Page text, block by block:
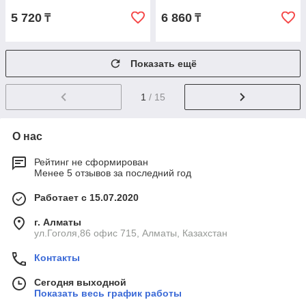
5 720 ₸ 6 860 ₸
Показать ещё
1 / 15
О нас
Рейтинг не сформирован
Менее 5 отзывов за последний год
Работает с 15.07.2020
г. Алматы
ул.Гоголя,86 офис 715, Алматы, Казахстан
Контакты
Сегодня выходной
Показать весь график работы